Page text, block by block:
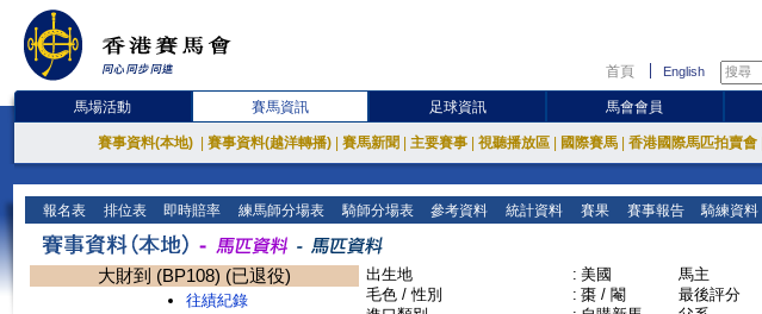
首頁 English
馬場活動 賽馬資訊 足球資訊 馬會會員
賽事資料(本地) 賽事資料(越洋轉播) 賽馬新聞 主要賽事 視聽播放區 國際賽馬 香港國際馬匹拍賣會
報名表 排位表 即時賠率 練馬師分場表 騎師分場表 參考資料 統計資料 賽果 賽事報告 騎練資料
大財到 (BP108) (已退役)
往績紀錄
出生地 : 美國
毛色 / 性別
: 棗 / 閹
馬主
最後評分